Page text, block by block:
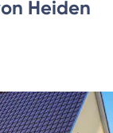
Heiden